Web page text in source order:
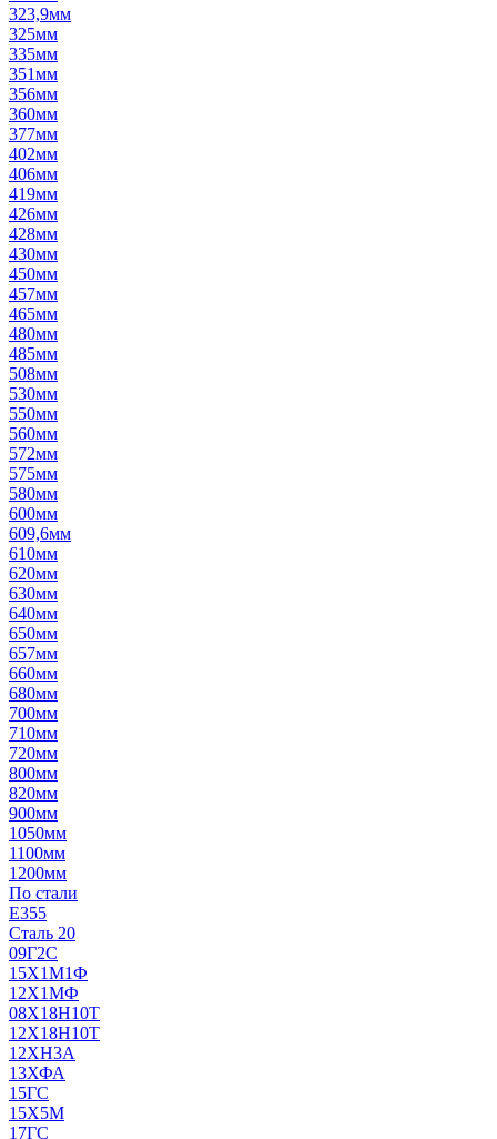
323,9мм
325мм
335мм
351мм
356мм
360мм
377мм
402мм
406мм
419мм
426мм
428мм
430мм
450мм
457мм
465мм
480мм
485мм
508мм
530мм
550мм
560мм
572мм
575мм
580мм
600мм
609,6мм
610мм
620мм
630мм
640мм
650мм
657мм
660мм
680мм
700мм
710мм
720мм
800мм
820мм
900мм
1050мм
1100мм
1200мм
По стали
E355
Сталь 20
09Г2С
15Х1М1Ф
12Х1МФ
08Х18Н10Т
12Х18Н10Т
12ХН3А
13ХФА
15ГС
15Х5М
17ГС